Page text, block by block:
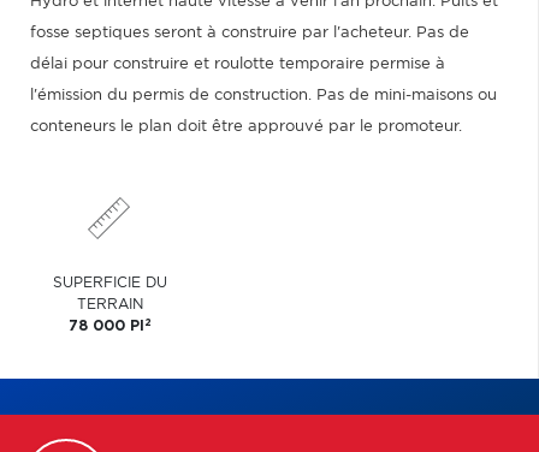
fosse septiques seront à construire par l'acheteur. Pas de
délai pour construire et roulotte temporaire permise à
l'émission du permis de construction. Pas de mini-maisons ou
conteneurs le plan doit être approuvé par le promoteur.
SUPERFICIE DU
TERRAIN
78 000 PI 2